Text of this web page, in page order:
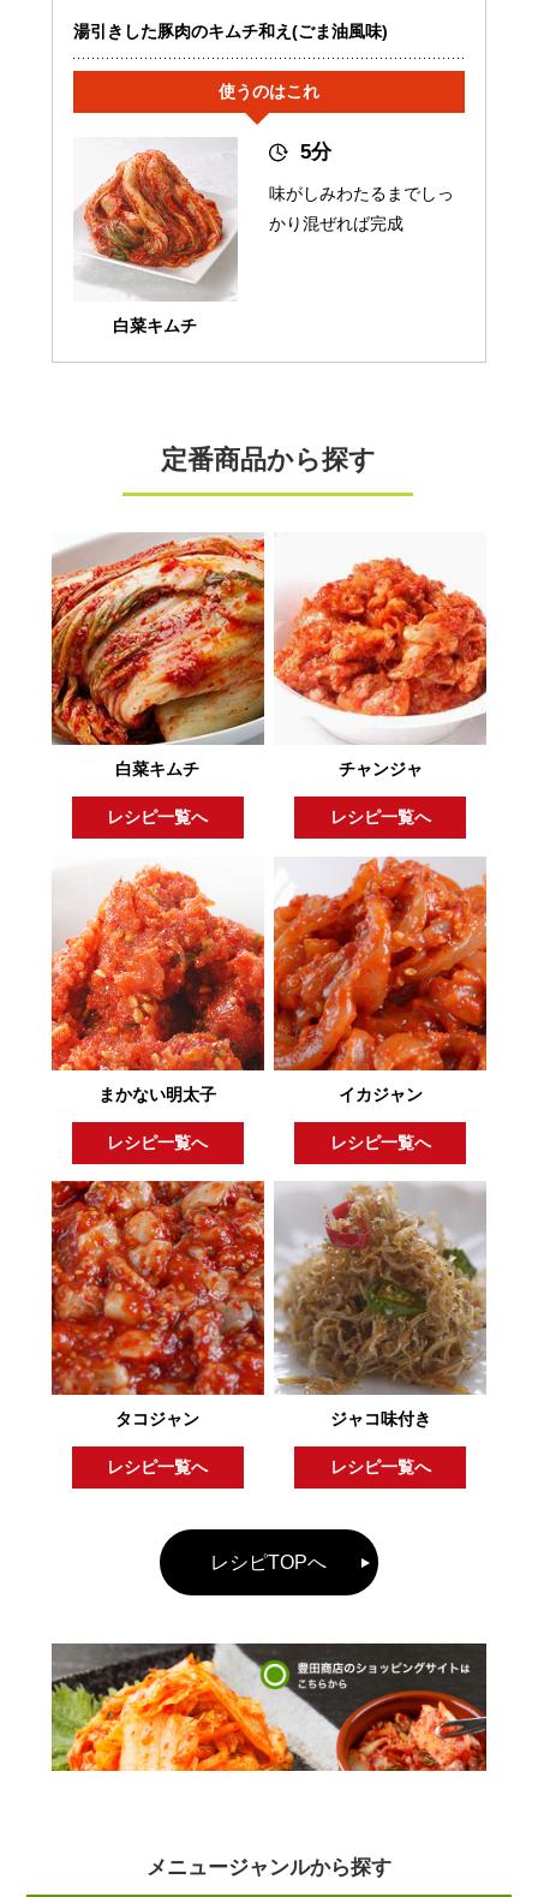
メニュージャンルから探す
湯引きした豚肉のキムチ和え(ごま油風味)
使うのはこれ
白菜キムチ
5分
味がしみわたるまでしっ
かり混ぜれば完成
定番商品から探す
白菜キムチ
レシピ一覧へ
チャンジャ
レシピ一覧へ
まかない明太子
レシピ一覧へ
イカジャン
レシピ一覧へ
タコジャン
レシピ一覧へ
ジャコ味付き
レシピ一覧へ
レシピTOPへ